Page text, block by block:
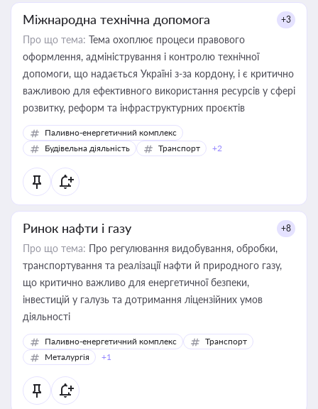
Міжнародна технічна допомога +3
Про що тема: Тема охоплює процеси правового
оформлення, адміністрування і контролю технічної
допомоги, що надається Україні з-за кордону, і є критично
важливою для ефективного використання ресурсів у сфері
розвитку, реформ та інфраструктурних проєктів
Паливно-енергетичний комплекс
Будівельна діяльність
Транспорт +2
Ринок нафти і газу +8
Про що тема: Про регулювання видобування, обробки,
транспортування та реалізації нафти й природного газу,
що критично важливо для енергетичної безпеки,
інвестицій у галузь та дотримання ліцензійних умов
діяльності
Паливно-енергетичний комплекс
Транспорт
Металургія
+1